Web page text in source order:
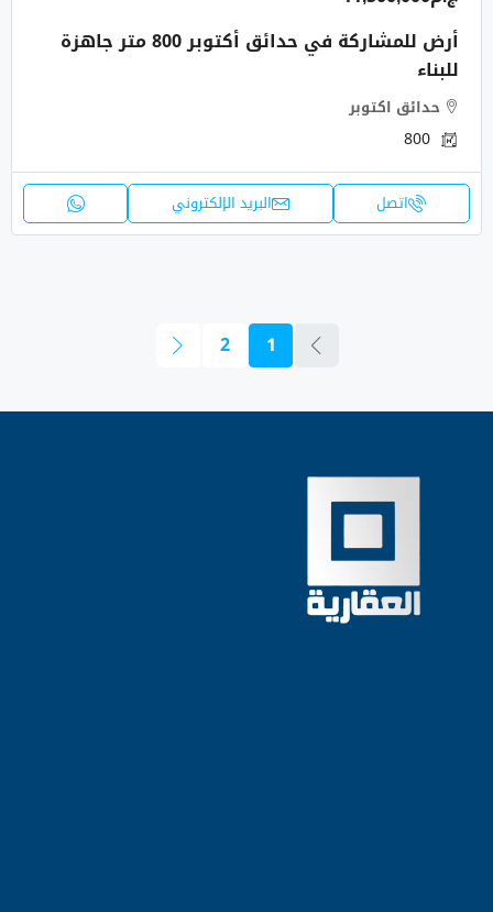
أرض للمشاركة في حدائق أكتوبر 800 متر جاهزة
للبناء
حدائق اكتوبر
800
اتصل البريد الإلكتروني
1
2